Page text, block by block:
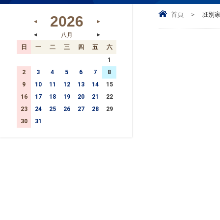
首頁 > 班別
◄ 2026 ►
◄ 八月 ►
日 一 二 三 四 五
六
1
2
3 4 5 6 7
8
9
10 11 12 13 14
15
16
17 18 19 20 21
22
23
24 25 26 27 28
29
30
31